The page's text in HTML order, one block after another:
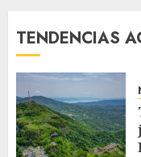
TENDENCIAS